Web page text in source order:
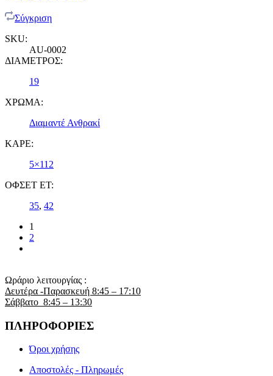
Σύγκριση
SKU:
AU-0002
ΔΙΑΜΕΤΡΟΣ:
19
ΧΡΩΜΑ:
Διαμαντέ Ανθρακί
ΚΑΡΕ:
5×112
ΟΦΣΕΤ ET:
35, 42
1
2
Ωράριο λειτουργίας :
Δευτέρα -Παρασκευή 8:45 – 17:10
Σάββατο 8:45 – 13:30
ΠΛΗΡΟΦΟΡΙΕΣ
Όροι χρήσης
Αποστολές - Πληρωμές